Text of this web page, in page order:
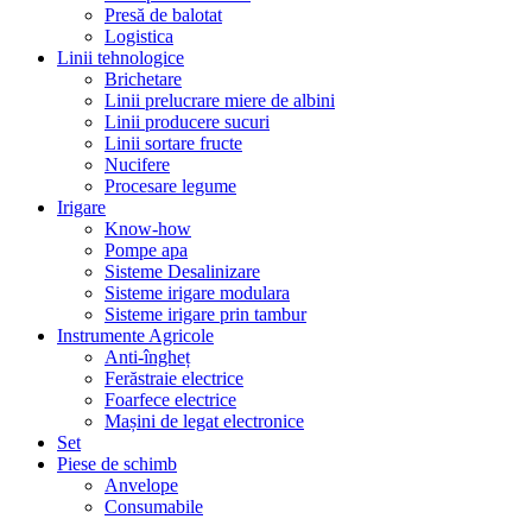
Presă de balotat
Logistica
Linii tehnologice
Brichetare
Linii prelucrare miere de albini
Linii producere sucuri
Linii sortare fructe
Nucifere
Procesare legume
Irigare
Know-how
Pompe apa
Sisteme Desalinizare
Sisteme irigare modulara
Sisteme irigare prin tambur
Instrumente Agricole
Anti-îngheț
Ferăstraie electrice
Foarfece electrice
Mașini de legat electronice
Set
Piese de schimb
Anvelope
Consumabile